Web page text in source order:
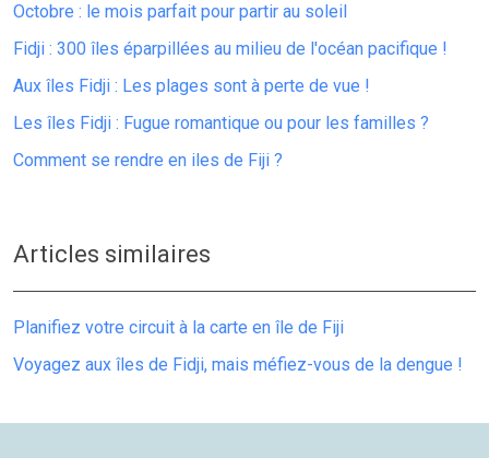
Octobre : le mois parfait pour partir au soleil
Fidji : 300 îles éparpillées au milieu de l'océan pacifique !
Aux îles Fidji : Les plages sont à perte de vue !
Les îles Fidji : Fugue romantique ou pour les familles ?
Comment se rendre en iles de Fiji ?
Articles similaires
Planifiez votre circuit à la carte en île de Fiji
Voyagez aux îles de Fidji, mais méfiez-vous de la dengue !